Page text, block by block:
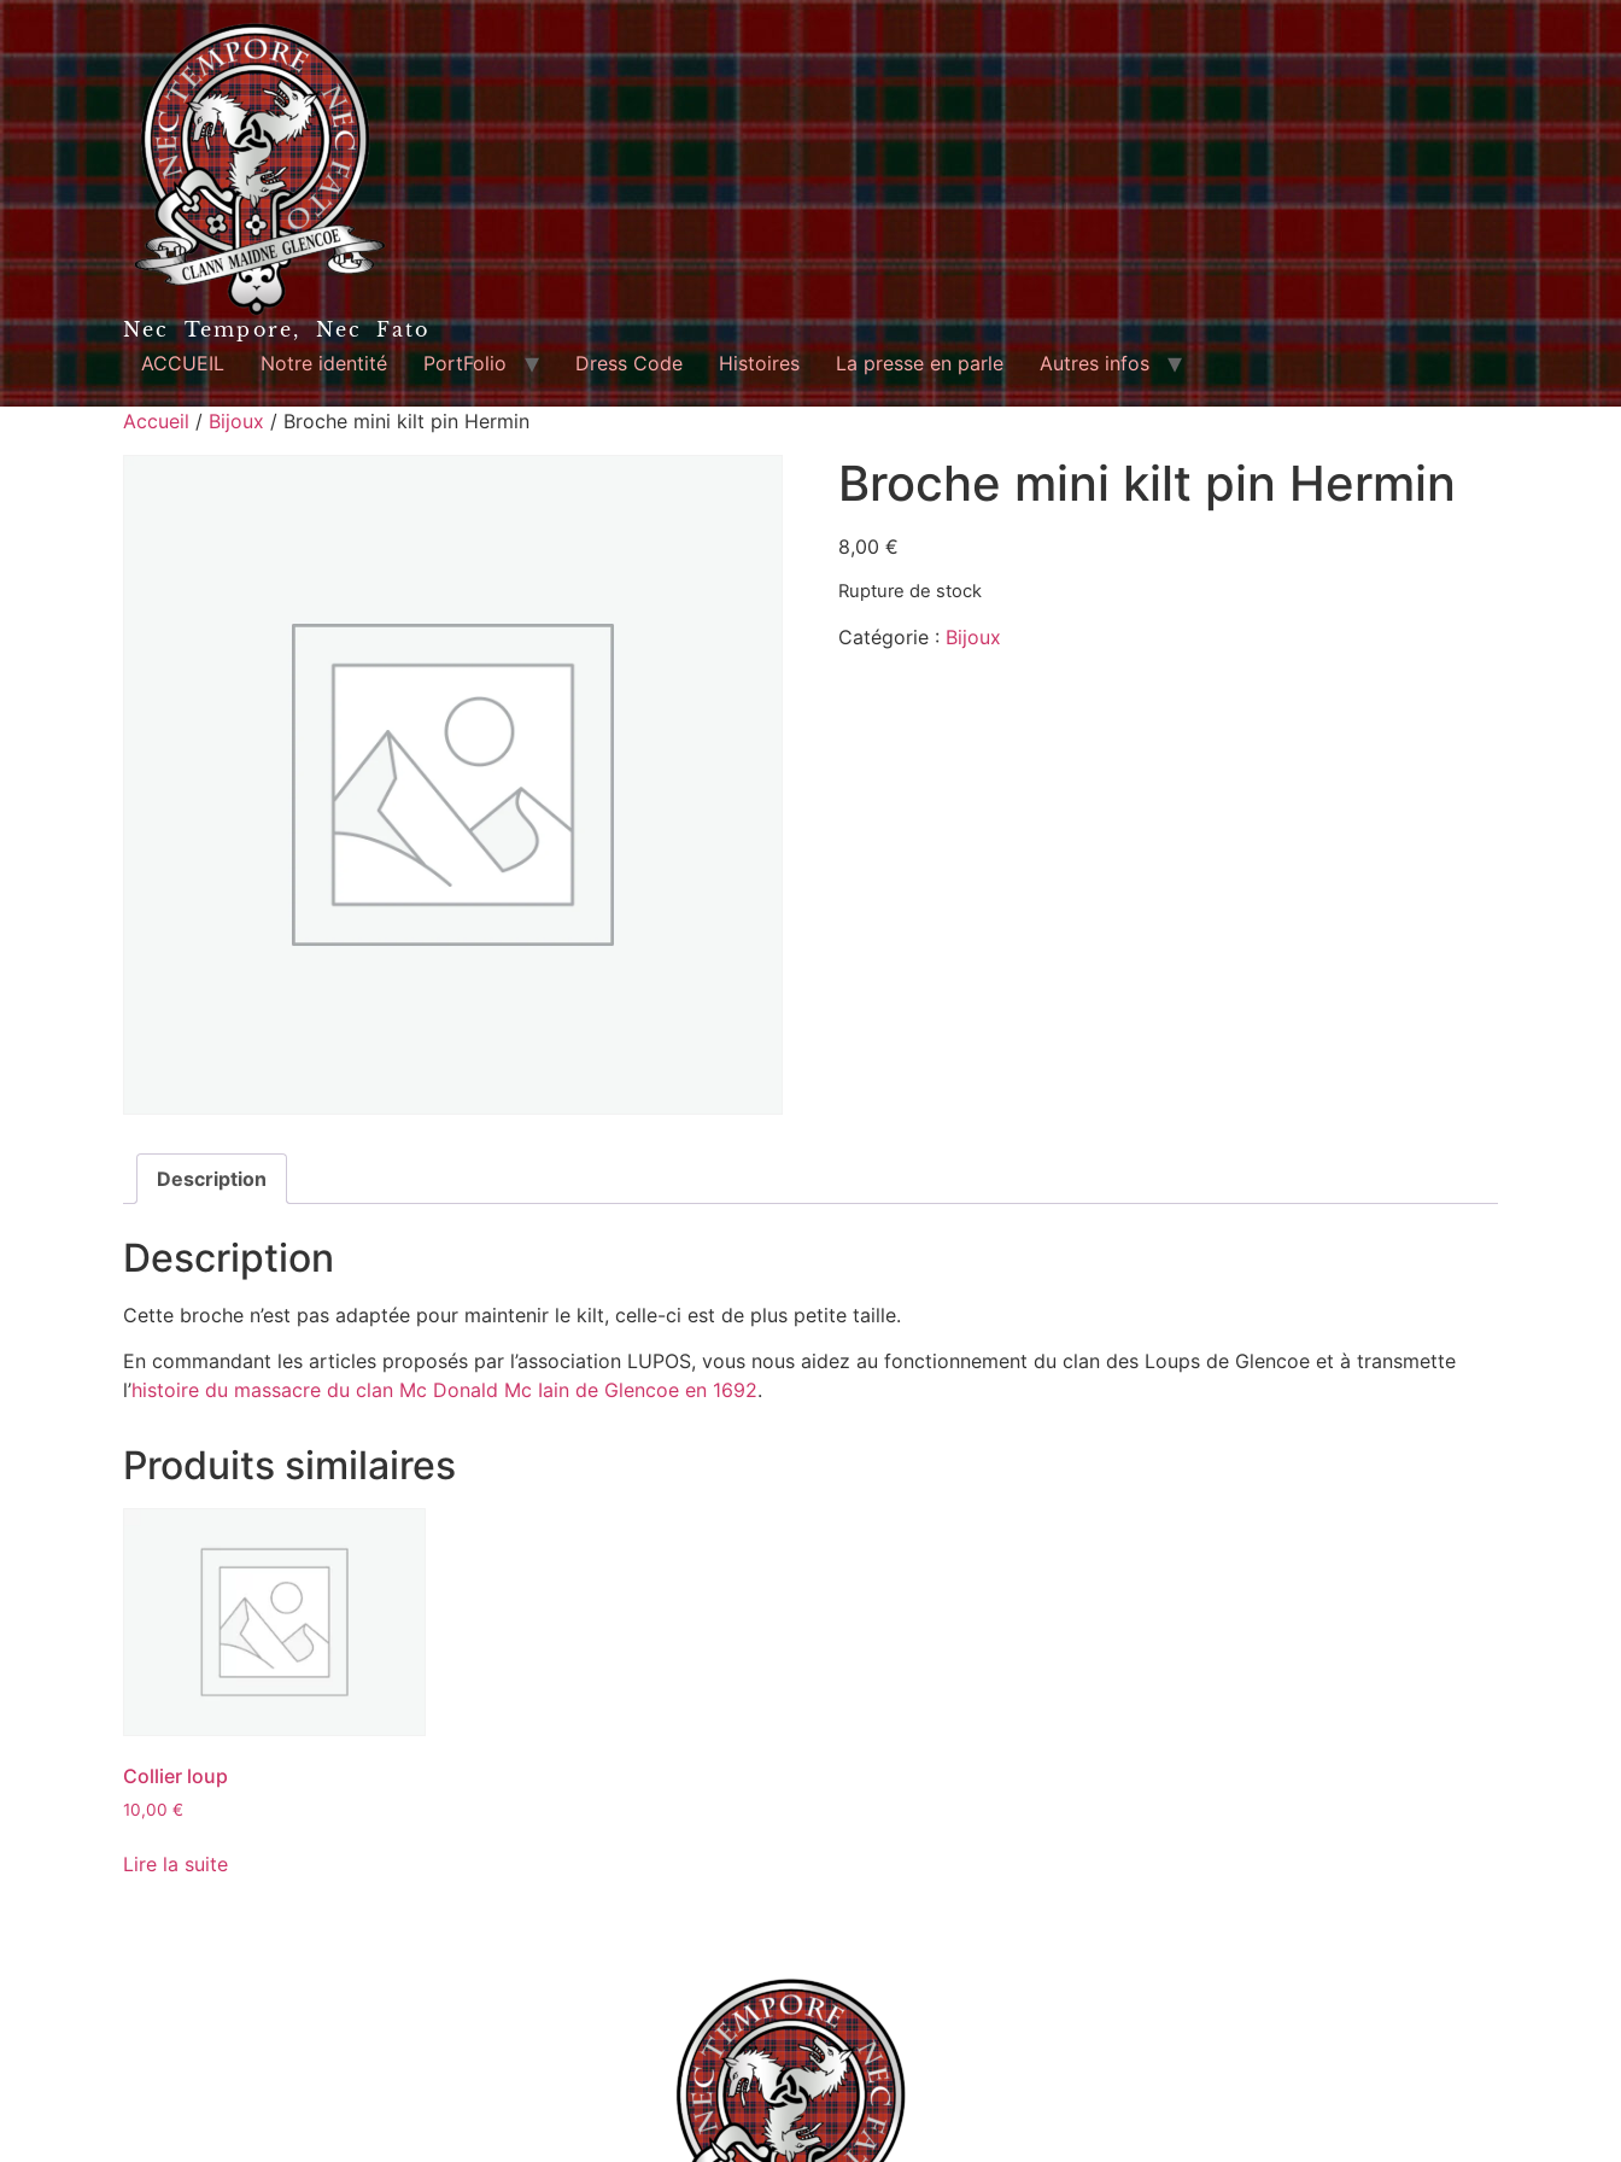
Nec Tempore, Nec Fato
ACCUEIL
Notre identité PortFolio Dress Code Histoires La presse en parle Autres infos
Accueil / Bijoux / Broche mini kilt pin Hermin
Broche mini kilt pin Hermin
8,00 €
Rupture de stock
Catégorie : Bijoux
Description
Description
Cette broche n’est pas adaptée pour maintenir le kilt, celle-ci est de plus petite taille.
En commandant les articles proposés par l’association LUPOS, vous nous aidez au fonctionnement du clan des Loups de Glencoe et à transmette
l’histoire du massacre du clan Mc Donald Mc Iain de Glencoe en 1692.
Produits similaires
Collier loup
10,00 €
Lire la suite